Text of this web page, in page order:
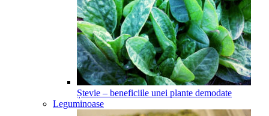
Ștevie – beneficiile unei plante demodate
Leguminoase